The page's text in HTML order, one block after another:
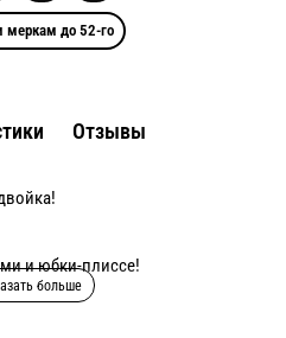
до 52-го
Отзывы
и юбки-плиссе!